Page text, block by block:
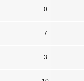
0
7
3